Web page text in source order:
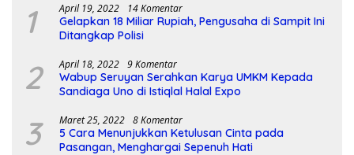
1 April 19, 2022 14 Komentar
Gelapkan 18 Miliar Rupiah, Pengusaha di Sampit Ini
Ditangkap Polisi
2 April 18, 2022 9 Komentar
Wabup Seruyan Serahkan Karya UMKM Kepada
Sandiaga Uno di Istiqlal Halal Expo
3 Maret 25, 2022 8 Komentar
5 Cara Menunjukkan Ketulusan Cinta pada
Pasangan, Menghargai Sepenuh Hati